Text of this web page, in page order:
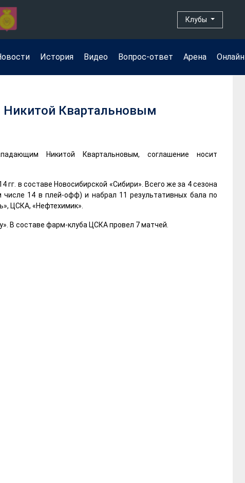
Клубы
История Видео Вопрос-ответ Арена Онлайн
Никитой Квартальновым
Никитой Квартальновым, соглашение носит
в составе Новосибирской «Сибири». Всего же за 4 сезона
14 в плей-офф) и набрал 11 результативных бала по
ЦСКА, «Нефтехимик».
В составе фарм-клуба ЦСКА провел 7 матчей.